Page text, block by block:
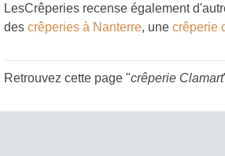
LesCrêperies recense également
des crêperies à Nanterre, une crêperie
Retrouvez cette page "crêperie Clamart